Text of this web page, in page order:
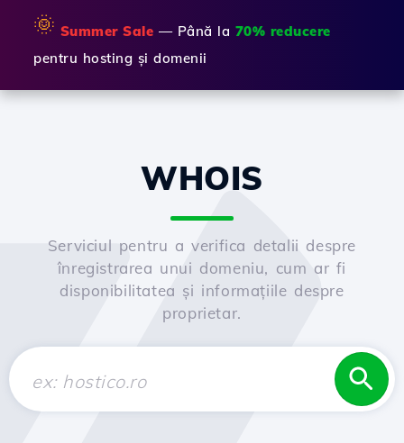
🌞 Summer Sale — Până la 70% reducere
pentru hosting și domenii
WHOIS
Serviciul pentru a verifica detalii despre
înregistrarea unui domeniu, cum ar fi
disponibilitatea și informațiile despre
proprietar.